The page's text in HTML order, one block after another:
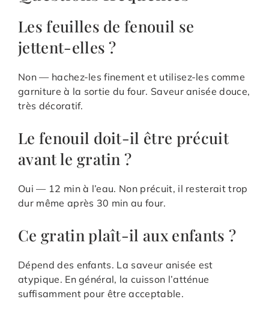
Les feuilles de fenouil se
jettent-elles ?
Non — hachez-les finement et utilisez-les comme
garniture à la sortie du four. Saveur anisée douce,
très décoratif.
Le fenouil doit-il être précuit
avant le gratin ?
Oui — 12 min à l’eau. Non précuit, il resterait trop
dur même après 30 min au four.
Ce gratin plaît-il aux enfants ?
Dépend des enfants. La saveur anisée est
atypique. En général, la cuisson l’atténue
suffisamment pour être acceptable.